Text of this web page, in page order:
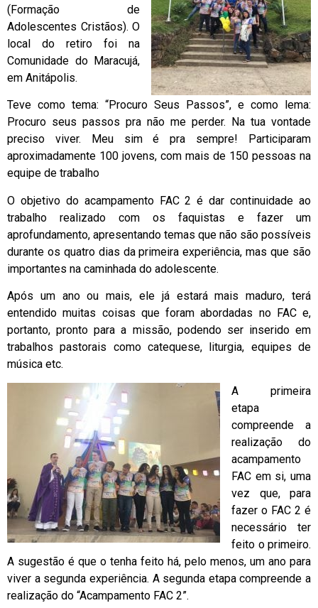
(Formação de
Adolescentes Cristãos). O
local do retiro foi na
Comunidade do Maracujá,
em Anitápolis.
Teve como tema: “Procuro Seus Passos”, e como lema:
Procuro seus passos pra não me perder. Na tua vontade
preciso viver. Meu sim é pra sempre! Participaram
aproximadamente 100 jovens, com mais de 150 pessoas na
equipe de trabalho
O objetivo do acampamento FAC 2 é dar continuidade ao
trabalho realizado com os faquistas e fazer um
aprofundamento, apresentando temas que não são possíveis
durante os quatro dias da primeira experiência, mas que são
importantes na caminhada do adolescente.
Após um ano ou mais, ele já estará mais maduro, terá
entendido muitas coisas que foram abordadas no FAC e,
portanto, pronto para a missão, podendo ser inserido em
trabalhos pastorais como catequese, liturgia, equipes de
música etc.
A primeira
etapa
compreende a
realização do
acampamento
FAC em si, uma
vez que, para
fazer o FAC 2 é
necessário ter
feito o primeiro.
A sugestão é que o tenha feito há, pelo menos, um ano para
viver a segunda experiência. A segunda etapa compreende a
realização do “Acampamento FAC 2”.